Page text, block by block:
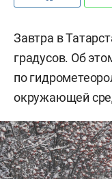
Завтра в
градусов. Об
по
окружающей